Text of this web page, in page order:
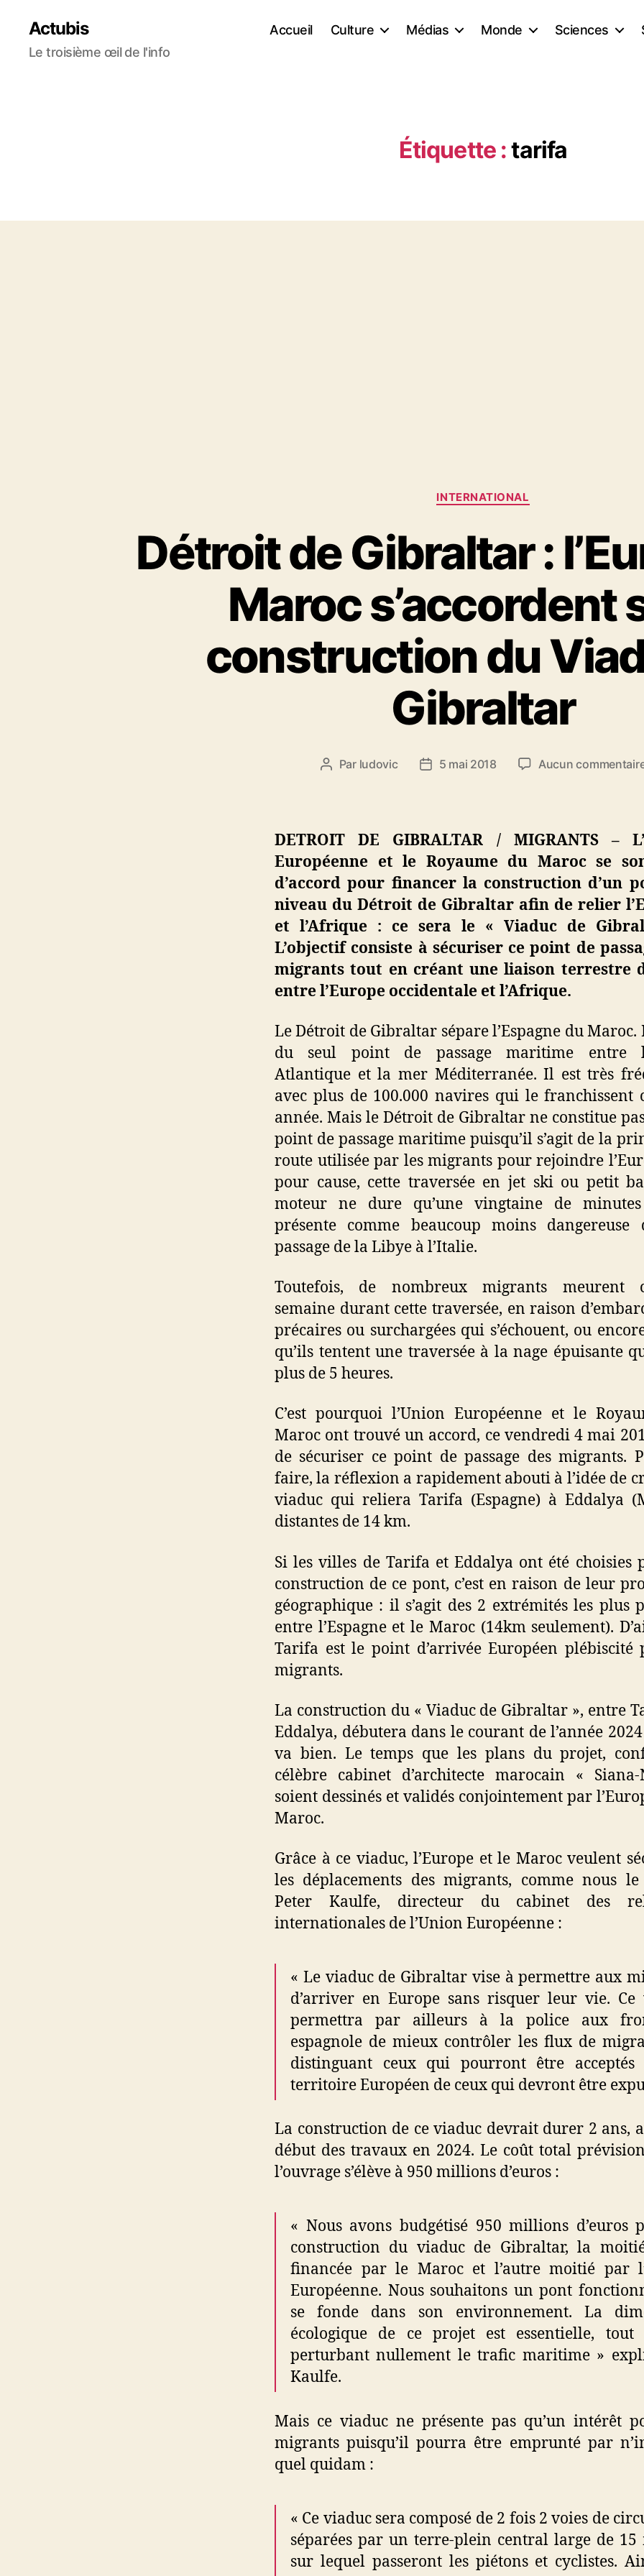
Actubis
Le troisième œil de l'info
Accueil Culture Médias Monde Sciences
Étiquette :tarifa
Catégories
INTERNATIONAL
Détroit de Gibraltar :
Maroc s’accordent
construction du
Gibraltar
Auteur
Par ludovic
Date5 mai 2018 Aucun
DETROIT DE GIBRALTAR / MIGRANTS –
Européenne et le Royaume du Maroc se
d’accord pour financer la construction d’un
niveau du Détroit de Gibraltar afin de relier
et l’Afrique : ce sera le « Viaduc de
L’objectif consiste à sécuriser ce point de
migrants tout en créant une liaison terrestre
entre l’Europe occidentale et l’Afrique.
Le Détroit de Gibraltar sépare l’Espagne du Maroc.
du seul point de passage maritime entre
Atlantique et la mer Méditerranée. Il est très
avec plus de 100.000 navires qui le franchissent
année. Mais le Détroit de Gibraltar ne constitue
point de passage maritime puisqu’il s’agit de la
route utilisée par les migrants pour rejoindre
pour cause, cette traversée en jet ski ou petit
moteur ne dure qu’une vingtaine de
présente comme beaucoup moins dangereuse
passage de la Libye à l’Italie.
Toutefois, de nombreux migrants meurent
semaine durant cette traversée, en raison
précaires ou surchargées qui s’échouent, ou
qu’ils tentent une traversée à la nage épuisante
plus de 5 heures.
C’est pourquoi l’Union Européenne et le
Maroc ont trouvé un accord, ce vendredi 4 mai
de sécuriser ce point de passage des migrants.
faire, la réflexion a rapidement abouti à l’idée de
viaduc qui reliera Tarifa (Espagne) à Eddalya
distantes de 14 km.
Si les villes de Tarifa et Eddalya ont été choisies
construction de ce pont, c’est en raison de leur
géographique : il s’agit des 2 extrémités les plus
entre l’Espagne et le Maroc (14km seulement).
Tarifa est le point d’arrivée Européen plébiscité
migrants.
La construction du « Viaduc de Gibraltar », entre
Eddalya, débutera dans le courant de l’année
va bien. Le temps que les plans du projet,
célèbre cabinet d’architecte marocain «
soient dessinés et validés conjointement par
Maroc.
Grâce à ce viaduc, l’Europe et le Maroc veulent
les déplacements des migrants, comme nous
Peter Kaulfe, directeur du cabinet des
internationales de l’Union Européenne :
« Le viaduc de Gibraltar vise à permettre aux
d’arriver en Europe sans risquer leur vie. Ce
permettra par ailleurs à la police aux
espagnole de mieux contrôler les flux de
distinguant ceux qui pourront être
territoire Européen de ceux qui devront être
La construction de ce viaduc devrait durer 2 ans,
début des travaux en 2024. Le coût total
l’ouvrage s’élève à 950 millions d’euros :
« Nous avons budgétisé 950 millions d’euros
construction du viaduc de Gibraltar, la
financée par le Maroc et l’autre moitié par
Européenne. Nous souhaitons un pont
se fonde dans son environnement. La
écologique de ce projet est essentielle,
perturbant nullement le trafic maritime »
Kaulfe.
Mais ce viaduc ne présente pas qu’un intérêt
migrants puisqu’il pourra être emprunté par
quel quidam :
« Ce viaduc sera composé de 2 fois 2 voies de
séparées par un terre-plein central large de 15
sur lequel passeront les piétons et cyclistes.